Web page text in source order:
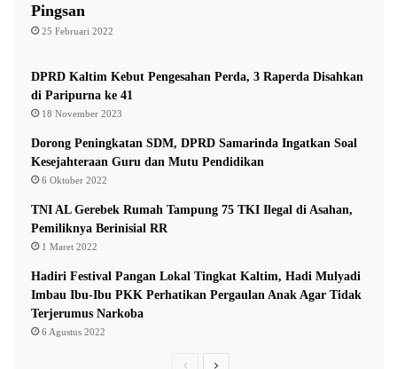
Pingsan
25 Februari 2022
DPRD Kaltim Kebut Pengesahan Perda, 3 Raperda Disahkan
di Paripurna ke 41
18 November 2023
Dorong Peningkatan SDM, DPRD Samarinda Ingatkan Soal
Kesejahteraan Guru dan Mutu Pendidikan
6 Oktober 2022
TNI AL Gerebek Rumah Tampung 75 TKI Ilegal di Asahan,
Pemiliknya Berinisial RR
1 Maret 2022
Hadiri Festival Pangan Lokal Tingkat Kaltim, Hadi Mulyadi
Imbau Ibu-Ibu PKK Perhatikan Pergaulan Anak Agar Tidak
Terjerumus Narkoba
6 Agustus 2022